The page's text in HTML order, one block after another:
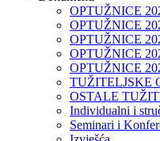
OPTUŽNICE
OPTUŽNICE
OPTUŽNICE
OPTUŽNICE
OPTUŽNICE
TUŽITELJSKE
OSTALE
Individualni i
Seminari i